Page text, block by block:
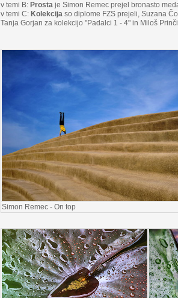
v temi B: Prosta je Simon Remec prejel bronasto
v temi C: Kolekcija so diplome FZS prejeli, Suzana
Tanja Gorjan za kolekcijo "Padalci 1 - 4" in Miloš
Simon Remec - On top